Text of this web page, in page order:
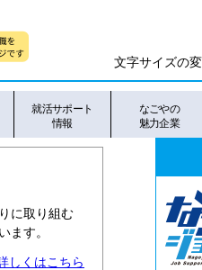
文字サイズの
就活サポート
情報
なごやの
魅力企業
に取り組む
ます。
しくはこちら